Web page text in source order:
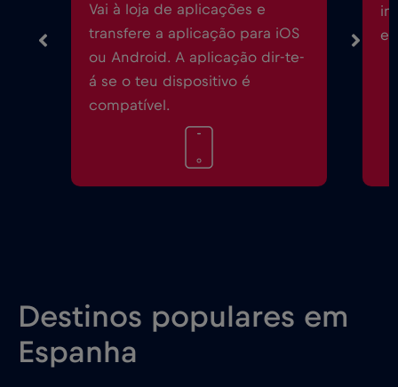
Vai à loja de aplicações e
transfere a aplicação para iOS
ou Android. A aplicação dir-te-
á se o teu dispositivo é
compatível.
Destinos populares em
Espanha